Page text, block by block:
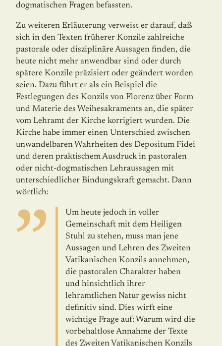
dogmatischen Fragen befass­ten.
Zu weiteren Erläuterung verweist er darauf, daß
sich in den Texten früherer Konzile zahlreiche
pastorale oder disziplinäre Aussagen finden, die
heute nicht mehr anwendbar sind oder durch
spätere Konzile präzisiert oder geändert worden
seien. Dazu führt er als ein Beispiel die
Festlegungen des Konzils von Florenz über Form
und Materie des Weihe­sakraments an, die später
vom Lehramt der Kirche korrigiert wurden. Die
Kirche habe immer einen Unterschied zwischen
unwandelbaren Wahrheiten des Depositum Fidei
und deren praktischem Ausdruck in pastoralen
oder nicht-dogmatischen Lehraussagen mit
unterschiedlicher Bindungskraft gemacht. Dann
wörtlich:
Um heute jedoch in voller
Gemeinschaft mit dem Heiligen
Stuhl zu stehen, muss man jene
Aussagen und Lehren des Zweiten
Vatikanischen Konzils an­nehmen,
die pastoralen Charakter haben
und hinsichtlich ihrer
lehramtlichen Natur gewiss nicht
definitiv sind. Dies wirft eine
wichtige Frage auf: Warum wird die
vorbehaltlose Annahme der Texte
des Zweiten Vatikanischen Konzils